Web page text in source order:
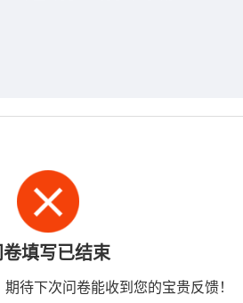
卷填写已结束
待下次问卷能收到您的宝贵反馈！